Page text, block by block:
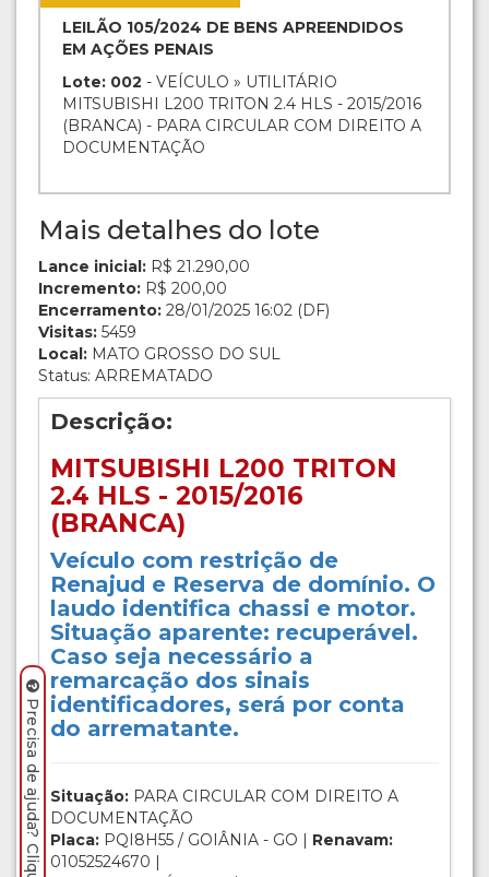
LEILÃO 105/2024 DE BENS APREENDIDOS
EM AÇÕES PENAIS
Lote: 002 - VEÍCULO » UTILITÁRIO
MITSUBISHI L200 TRITON 2.4 HLS - 2015/2016
(BRANCA) - PARA CIRCULAR COM DIREITO A
DOCUMENTAÇÃO
Mais detalhes do lote
Lance inicial: R$ 21.290,00
Incremento: R$ 200,00
Encerramento: 28/01/2025 16:02 (DF)
Visitas: 5459
Local: MATO GROSSO DO SUL
Status: ARREMATADO
Descrição:
MITSUBISHI L200 TRITON
2.4 HLS - 2015/2016
(BRANCA)
Veículo com restrição de
Renajud e Reserva de domínio. O
laudo identifica chassi e motor.
Situação aparente: recuperável.
Caso seja necessário a
remarcação dos sinais
identificadores, será por conta
do arrematante.
Situação: PARA CIRCULAR COM DIREITO A
DOCUMENTAÇÃO
Placa: PQI8H55 / GOIÂNIA - GO | Renavam:
01052524670 |
Precisa de ajuda? Clique aqui.